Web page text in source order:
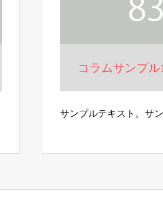
コラムサンプル
サンプルテキスト。サ